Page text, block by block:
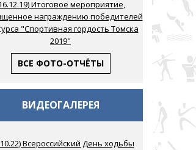
) Итоговое мероприятие,
награждению победителей
"Спортивная гордость Томска
2019"
ВСЕ ФОТО-ОТЧЁТЫ
ВИДЕОГАЛЕРЕЯ
) Всероссийский День ходьбы